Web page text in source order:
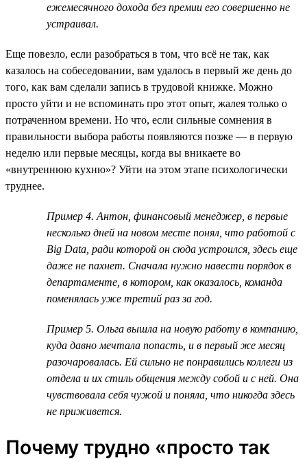
ежемесячного дохода без премии его совершенно не
устраивал.
Еще повезло, если разобраться в том, что всё не так, как
казалось на собеседовании, вам удалось в первый же день до
того, как вам сделали запись в трудовой книжке. Можно
просто уйти и не вспоминать про этот опыт, жалея только о
потраченном времени. Но что, если сильные сомнения в
правильности выбора работы появляются позже — в первую
неделю или первые месяцы, когда вы вникаете во
«внутреннюю кухню»? Уйти на этом этапе психологически
труднее.
Пример 4. Антон, финансовый менеджер, в первые
несколько дней на новом месте понял, что работой с
Big Data, ради которой он сюда устроился, здесь еще
даже не пахнет. Сначала нужно навести порядок в
департаменте, в котором, как оказалось, команда
поменялась уже третий раз за год.
Пример 5. Ольга вышла на новую работу в компанию,
куда давно мечтала попасть, и в первый же месяц
разочаровалась. Ей сильно не понравились коллеги из
отдела и их стиль общения между собой и с ней. Она
чувствовала себя чужой и поняла, что никогда здесь
не приживется.
Почему трудно «просто так